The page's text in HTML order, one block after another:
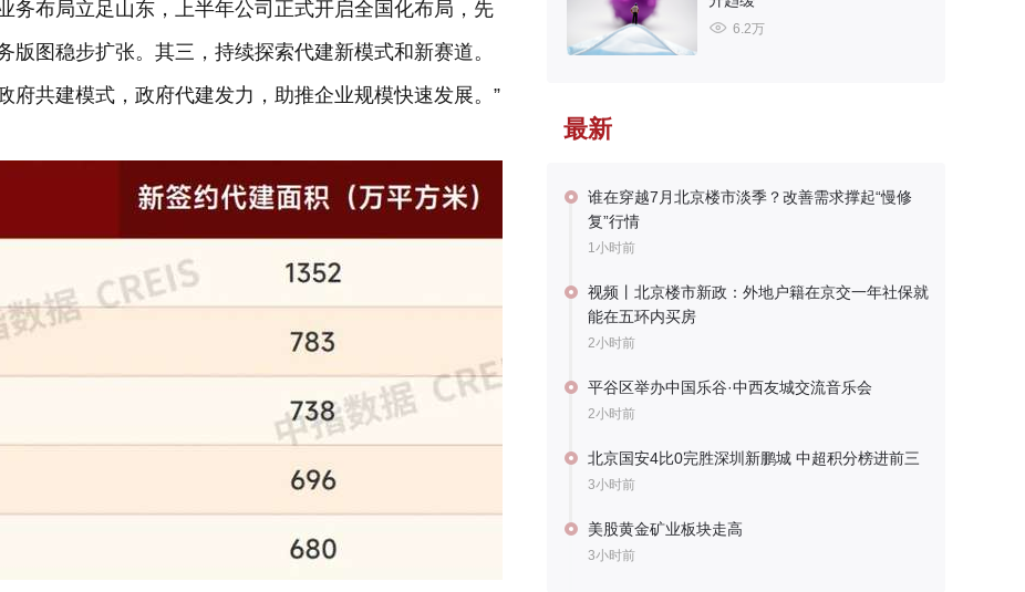
务布局立足山东，上半年公司正式开启全国化布局，先
图稳步扩张。其三，持续探索代建新模式和新赛道。
府共建模式，政府代建发力，助推企业规模快速发展。”
6.2万
最新
谁在穿越7月北京楼市淡季？改善需求撑起“慢修
复”行情
1小时前
视频丨北京楼市新政：外地户籍在京交一年社保就
能在五环内买房
2小时前
平谷区举办中国乐谷·中西友城交流音乐会
2小时前
北京国安4比0完胜深圳新鹏城 中超积分榜进前三
3小时前
美股黄金矿业板块走高
3小时前